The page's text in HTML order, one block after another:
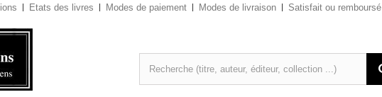
Etats des livres Modes de paiement Modes de livraison Satisfait ou remboursé